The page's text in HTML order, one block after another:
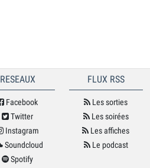
RESEAUX
Facebook
Twitter
Instagram
Soundcloud
Spotify
FLUX RSS
Les sorties
Les soirées
Les affiches
Le podcast